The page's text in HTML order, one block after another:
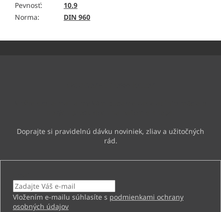
Pevnosť:
10.9
Norma: DIN 960
Vložením e-mailu súhlasíte s podmienkami ochrany
osobných údajov